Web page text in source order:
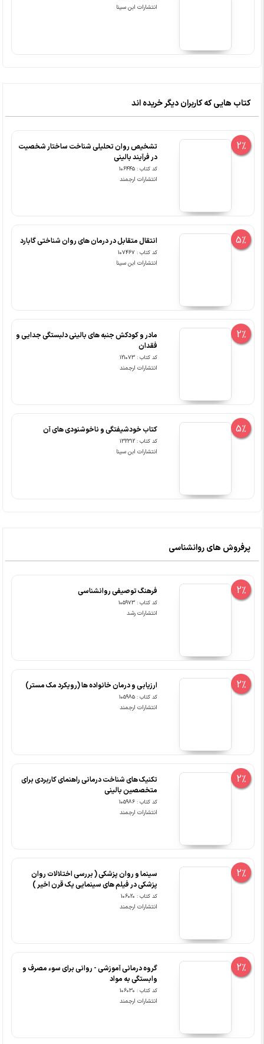
انتشارات ابن سینا
کتاب هایی که کاربران دیگر خریده اند
2%
تشخیص روان تحلیلی شناخت ساختار شخصیت
در فرآیند بالینی
کد کتاب : 106445
انتشارات ارجمند
5% انتقال متقابل در درمان های روان شناختی گابارد
کد کتاب : 107467
انتشارات ابن سینا
2%
مادر و کودکش جنبه های بالینی دلبستگی جدایی و
فقدان
کد کتاب : 121073
انتشارات ارجمند
5% کتاب خودشیفتگی و ناخوشنودی های آن
کد کتاب : 132312
انتشارات ابن سینا
پرفروش های روانشناسی
2% فرهنگ توصیفی روانشناسی
کد کتاب : 105973
انتشارات رشد
2% ارزیابی و درمان خانواده ها (رویکرد مک مستر)
کد کتاب : 105985
انتشارات ارجمند
2%
تکنیک های شناخت درمانی راهنمای کاربردی برای
متخصصین بالینی
کد کتاب : 105986
انتشارات ارجمند
2%
سینما و روان پزشکی ( بررسی اختلالات روان
پزشکی در فیلم های سینمایی یک قرن اخیر )
کد کتاب : 106020
انتشارات ارجمند
2%
گروه درمانی آموزشی - روانی برای سوء مصرف و
وابستگی به مواد
کد کتاب : 106030
انتشارات ارجمند